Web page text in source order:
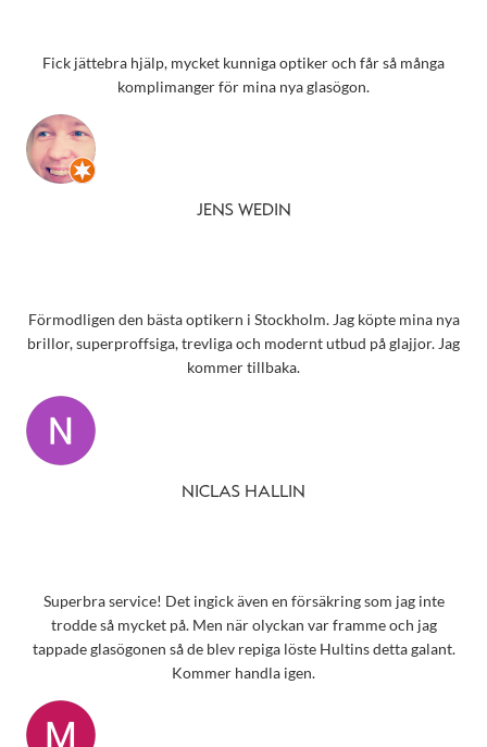
Fick jättebra hjälp, mycket kunniga optiker och får så många
komplimanger för mina nya glasögon.
JENS WEDIN
Förmodligen den bästa optikern i Stockholm. Jag köpte mina nya
brillor, superproffsiga, trevliga och modernt utbud på glajjor. Jag
kommer tillbaka.
NICLAS HALLIN
Superbra service! Det ingick även en försäkring som jag inte
trodde så mycket på. Men när olyckan var framme och jag
tappade glasögonen så de blev repiga löste Hultins detta galant.
Kommer handla igen.